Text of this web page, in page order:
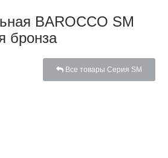
BAROCCO SM
бронза
Все товары Серия SM